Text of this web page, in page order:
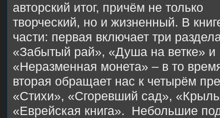
авторский итог, причём не только
творческий, но и жизненный. В
части: первая включает три
«Забытый рай», «Душа на ветке» и
«Неразменная монета» – в то
вторая обращает нас к четырём
«Стихи», «Сгоревший сад»,
«Еврейская книга». Небольшие